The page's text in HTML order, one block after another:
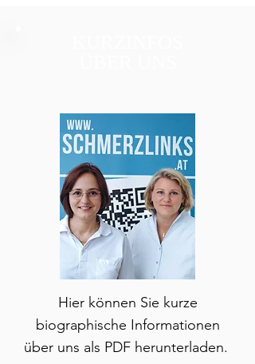
Hier können Sie kurze
biographische Informationen
über uns als PDF herunterladen.